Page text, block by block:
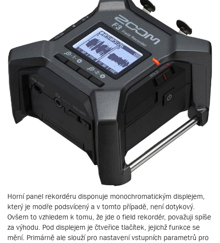
Horní panel rekordéru disponuje monochromatickým displejem,
který je modře podsvícený a v tomto případě, není dotykový.
Ovšem to vzhledem k tomu, že jde o field rekordér, považuji spíše
za výhodu. Pod displejem je čtveřice tlačítek, jejichž funkce se
mění. Primárně ale slouží pro nastavení vstupních parametrů pro